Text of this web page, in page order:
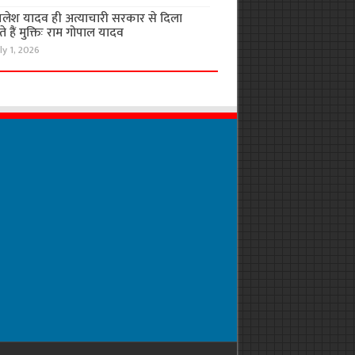
यादव ही अत्याचारी सरकार से दिला
मुक्तिः राम गोपाल यादव
1, 2026